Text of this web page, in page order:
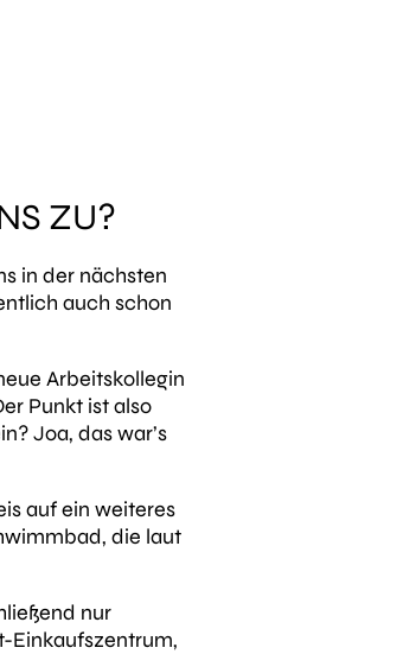
ZU?
in der nächsten
auch schon
Arbeitskollegin
Punkt ist also
Joa, das war’s
auf ein weiteres
die laut
nur
Einkaufszentrum,